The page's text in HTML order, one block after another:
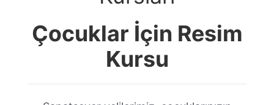
Çocuklar İçin Resim
Kursu